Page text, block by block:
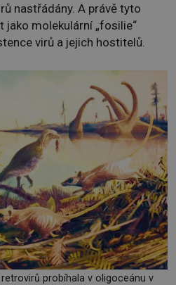
nastřádány. A právě tyto
jako molekulární „fosilie“
virů a jejich hostitelů.
probíhala v oligoceánu v